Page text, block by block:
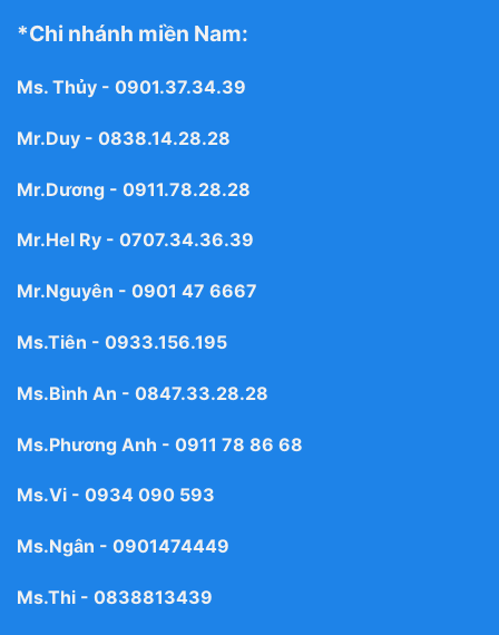
*Chi nhánh miền Nam:
Ms. Thủy - 0901.37.34.39
Mr.Duy - 0838.14.28.28
Mr.Dương - 0911.78.28.28
Mr.Hel Ry - 0707.34.36.39
Mr.Nguyên - 0901 47 6667
Ms.Tiên - 0933.156.195
Ms.Bình An - 0847.33.28.28
Ms.Phương Anh - 0911 78 86 68
Ms.Vi - 0934 090 593
Ms.Ngân - 0901474449
Ms.Thi - 0838813439